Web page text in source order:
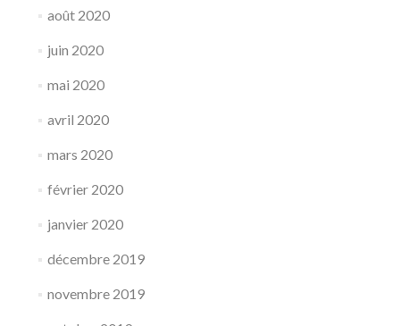
août 2020
juin 2020
mai 2020
avril 2020
mars 2020
février 2020
janvier 2020
décembre 2019
novembre 2019